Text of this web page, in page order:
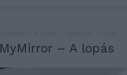
MyMirror – A lopás